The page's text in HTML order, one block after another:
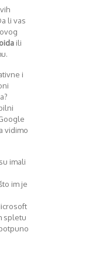
Igrice
iOS
Lenovo
LG
Nokia
Pitamo stručnjake
Prikaz modela
Samsung
Sony
Windows Phone
Juni 2012
Juli 2012
August 2012
Septembar 2012
Novembar 2012
Decembar 2012
Januar 2013
Februar 2013
Mart 2013
Juni 2013
August 2013
Septembar 2013
Oktobar 2013
Novembar 2013
li vas
ili
i
vidimo
imali
im je
spletu